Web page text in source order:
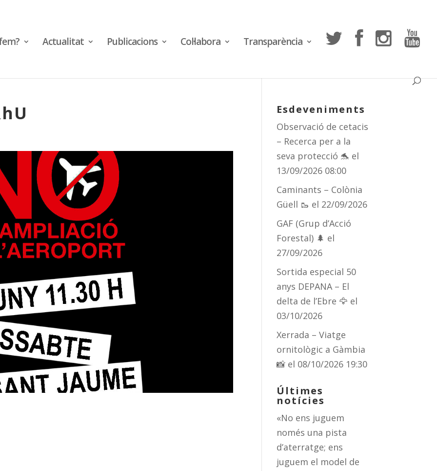
Actualitat Publicacions Col·labora Transparència
Esdeveniments
Observació de cetacis
– Recerca per a la
seva protecció 🐬 el
13/09/2026 08:00
Caminants – Colònia
Güell 🥾 el 22/09/2026
GAF (Grup d’Acció
Forestal) 🌲 el
27/09/2026
Sortida especial 50
anys DEPANA – El
delta de l’Ebre 🦅 el
03/10/2026
Xerrada – Viatge
ornitològic a Gàmbia
📸 el 08/10/2026 19:30
Últimes
notícies
«No ens juguem
només una pista
d’aterratge; ens
juguem el model de